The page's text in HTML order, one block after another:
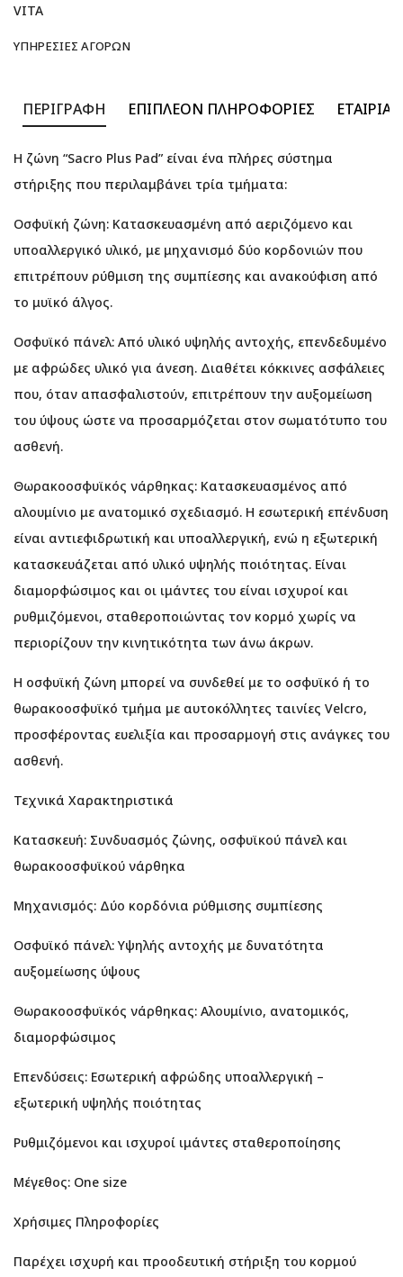
VITA
ΥΠΗΡΕΣΊΕΣ ΑΓΟΡΏΝ
ΠΕΡΙΓΡΑΦΉ ΕΠΙΠΛΈΟΝ ΠΛΗΡΟΦΟΡΊΕΣ ΕΤΑΙΡΊΑ
Η ζώνη “Sacro Plus Pad” είναι ένα πλήρες σύστημα
στήριξης που περιλαμβάνει τρία τμήματα:
Οσφυϊκή ζώνη: Κατασκευασμένη από αεριζόμενο και
υποαλλεργικό υλικό, με μηχανισμό δύο κορδονιών που
επιτρέπουν ρύθμιση της συμπίεσης και ανακούφιση από
το μυϊκό άλγος.
Οσφυϊκό πάνελ: Από υλικό υψηλής αντοχής, επενδεδυμένο
με αφρώδες υλικό για άνεση. Διαθέτει κόκκινες ασφάλειες
που, όταν απασφαλιστούν, επιτρέπουν την αυξομείωση
του ύψους ώστε να προσαρμόζεται στον σωματότυπο του
ασθενή.
Θωρακοοσφυϊκός νάρθηκας: Κατασκευασμένος από
αλουμίνιο με ανατομικό σχεδιασμό. Η εσωτερική επένδυση
είναι αντιεφιδρωτική και υποαλλεργική, ενώ η εξωτερική
κατασκευάζεται από υλικό υψηλής ποιότητας. Είναι
διαμορφώσιμος και οι ιμάντες του είναι ισχυροί και
ρυθμιζόμενοι, σταθεροποιώντας τον κορμό χωρίς να
περιορίζουν την κινητικότητα των άνω άκρων.
Η οσφυϊκή ζώνη μπορεί να συνδεθεί με το οσφυϊκό ή το
θωρακοοσφυϊκό τμήμα με αυτοκόλλητες ταινίες Velcro,
προσφέροντας ευελιξία και προσαρμογή στις ανάγκες του
ασθενή.
Τεχνικά Χαρακτηριστικά
Κατασκευή: Συνδυασμός ζώνης, οσφυϊκού πάνελ και
θωρακοοσφυϊκού νάρθηκα
Μηχανισμός: Δύο κορδόνια ρύθμισης συμπίεσης
Οσφυϊκό πάνελ: Υψηλής αντοχής με δυνατότητα
αυξομείωσης ύψους
Θωρακοοσφυϊκός νάρθηκας: Αλουμίνιο, ανατομικός,
διαμορφώσιμος
Επενδύσεις: Εσωτερική αφρώδης υποαλλεργική –
εξωτερική υψηλής ποιότητας
Ρυθμιζόμενοι και ισχυροί ιμάντες σταθεροποίησης
Μέγεθος: One size
Χρήσιμες Πληροφορίες
Παρέχει ισχυρή και προοδευτική στήριξη του κορμού